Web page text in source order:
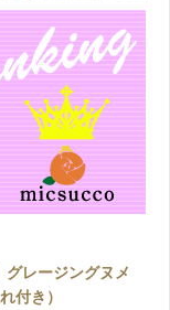
グレージングヌメ
付き）